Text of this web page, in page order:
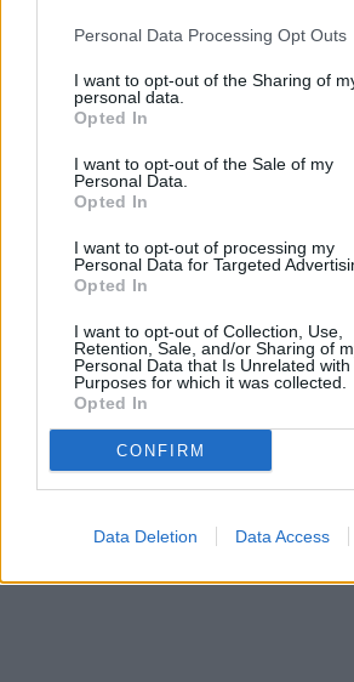
negar su consentimiento. Tenga en
de su consentimiento, pero usted tiene el
rechazar tal procesamiento. Sus
cualquier momento entrando de nuevo
visitando nuestra política de privacidad.
Personal Data Processing Opt Outs
I want to opt-out of the Sharing of
personal data.
Opted In
I want to opt-out of the Sale of my
Personal Data.
Opted In
I want to opt-out of processing my
Personal Data for Targeted
Opted In
I want to opt-out of Collection, Use,
Retention, Sale, and/or Sharing of
Personal Data that Is Unrelated
Purposes for which it was collected.
Opted In
CONFIRM
Data Deletion Data Access